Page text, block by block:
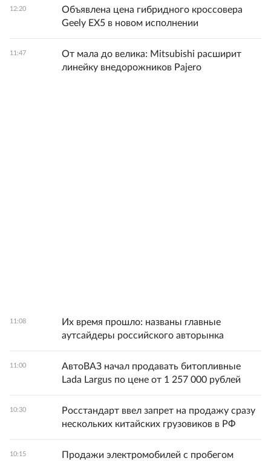
12:20
Объявлена цена гибридного кроссовера
Geely EX5 в новом исполнении
11:47
От мала до велика: Mitsubishi расширит
линейку внедорожников Pajero
11:08
Их время прошло: названы главные
аутсайдеры российского авторынка
11:00
АвтоВАЗ начал продавать битопливные
Lada Largus по цене от 1 257 000 рублей
10:30
Росстандарт ввел запрет на продажу сразу
нескольких китайских грузовиков в РФ
10:15
Продажи электромобилей с пробегом